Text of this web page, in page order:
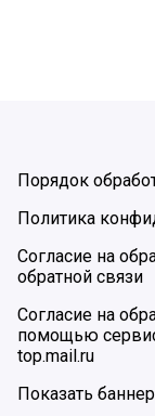
Порядок
Политика
Согласие на
обратной связи
Согласие на
помощью
top.mail.ru
Показать